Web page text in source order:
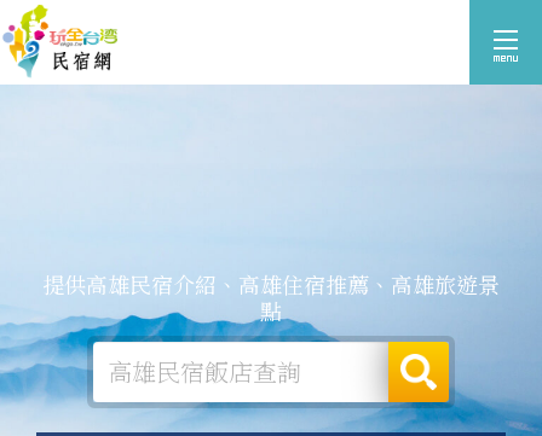
提供高雄民宿介紹、高雄住宿推薦、高雄旅遊景
點